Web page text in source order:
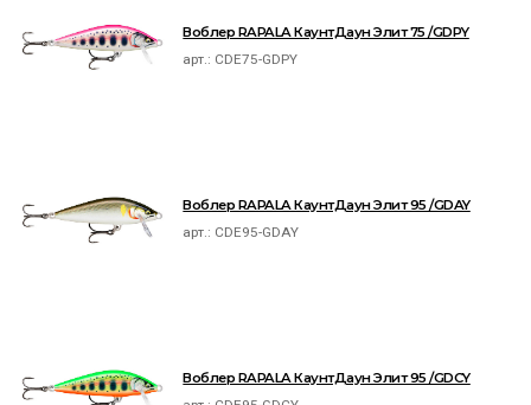
Воблер RAPALA КаунтДаун Элит 75 /GDPY
арт.: CDE75-GDPY
Воблер RAPALA КаунтДаун Элит 95 /GDAY
арт.: CDE95-GDAY
Воблер RAPALA КаунтДаун Элит 95 /GDCY